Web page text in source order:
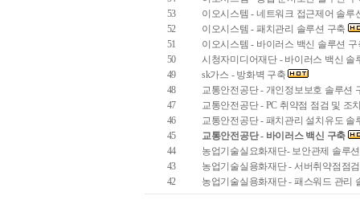
53
이오시스템 - 네트워크 접근제어 솔루
52
이오시스템 - 패치관리 솔루션 구축
51
이오시스템 - 바이러스 백신 솔루션
50
시청자미디어재단 - 바이러스 백신 솔
49
sk가스 - 방화벽 구축
48
교통안전공단 - 개인정보보호 솔루션
47
교통안전공단 - PC 취약점 점검 및 조
46
교통안전공단 - 패치관리 설치유도 솔
45
교통안전공단 - 바이러스 백신 구축
44
농업기술실요화재단- 보안관제 솔루
43
농업기술실용화재단 - 서버취약점점
42
농업기술실용화재단 - 패스워드 관리